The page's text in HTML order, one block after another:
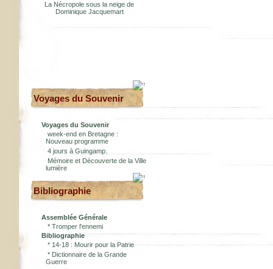
La Nécropole sous la neige de
Dominique Jacquemart
Voyages du Souvenir
Voyages du Souvenir
week-end en Bretagne :
Nouveau programme
4 jours à Guingamp.
Mémoire et Découverte de la Ville
lumière
Bibliographie
Assemblée Générale
* Tromper l'ennemi
Bibliographie
* 14-18 : Mourir pour la Patrie
* Dictionnaire de la Grande
Guerre